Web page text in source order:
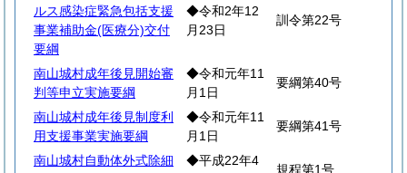
ルス感染症緊急包括支援
事業補助金(医療分)交付
要綱
◆令和2年12
月23日
訓令第22号
南山城村成年後見開始審
判等申立実施要綱
◆令和元年11
月1日
要綱第40号
南山城村成年後見制度利
用支援事業実施要綱
◆令和元年11
月1日
要綱第41号
南山城村自動体外式除細
◆平成22年4
規程第1号